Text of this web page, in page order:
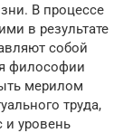
В процессе
в результате
собой
философии
мерилом
труда,
и уровень